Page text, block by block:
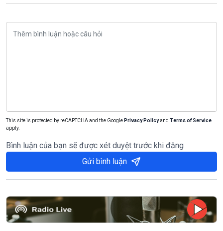
This site is protected by reCAPTCHA and the Google Privacy Policyand Terms of Service
apply.
Bình luận của bạn sẽ được xét duyệt trước khi đăng
Gửi bình luận